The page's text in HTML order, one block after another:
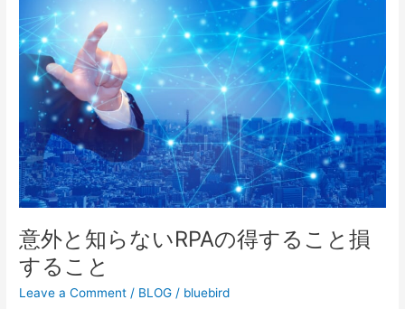
意外と知らないRPAの得すること損
すること
Leave a Comment / BLOG / bluebird
知
ら
な
い
得
す
る
こ
損
す
る
こ